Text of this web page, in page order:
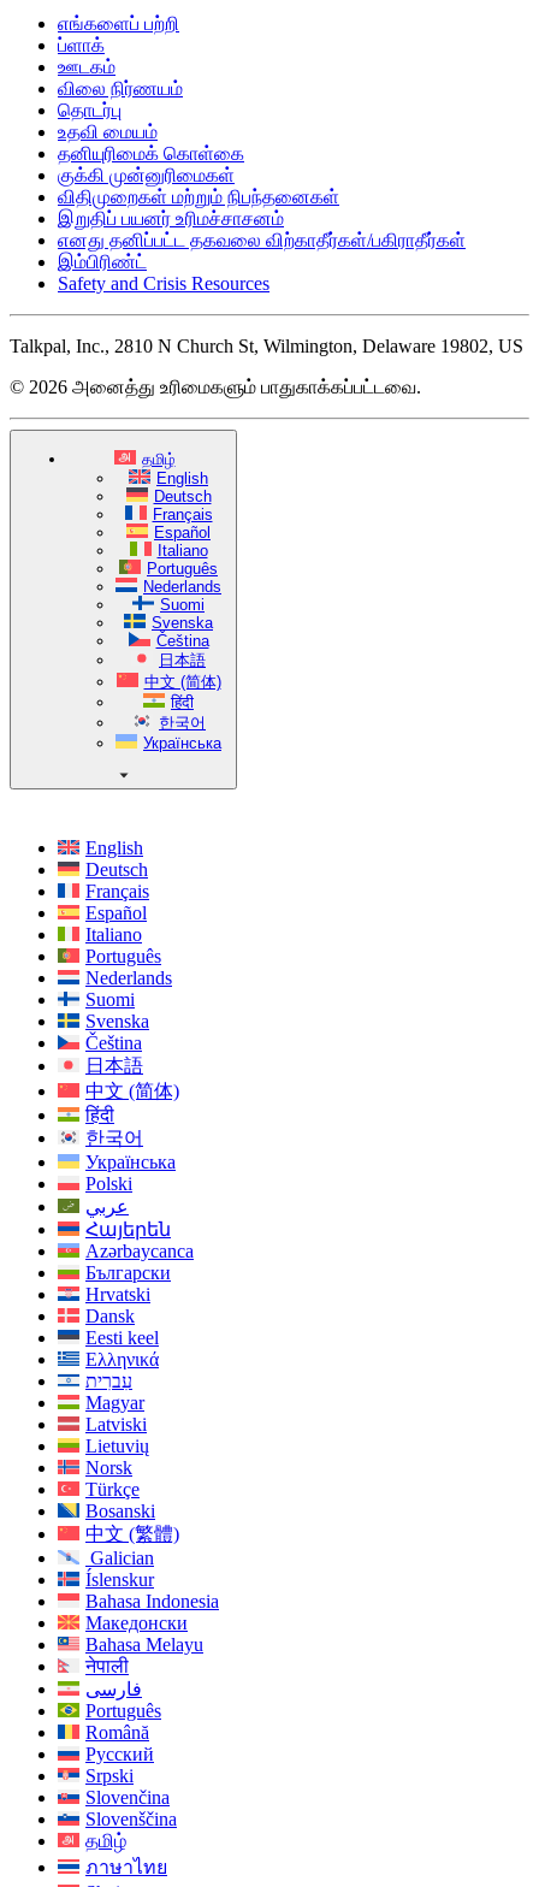
எங்களைப் பற்றி
ப்ளாக்
ஊடகம்
விலை நிர்ணயம்
தொடர்பு
உதவி மையம்
தனியுரிமைக் கொள்கை
குக்கி முன்னுரிமைகள்
விதிமுறைகள் மற்றும் நிபந்தனைகள்
இறுதிப் பயனர் உரிமச்சாசனம்
எனது தனிப்பட்ட தகவலை விற்காதீர்கள்/பகிராதீர்கள்
இம்பிரிண்ட்
Safety and Crisis Resources
Talkpal, Inc., 2810 N Church St, Wilmington, Delaware 19802, US
© 2026 அனைத்து உரிமைகளும் பாதுகாக்கப்பட்டவை.
தமிழ்
English
Deutsch
Français
Español
Italiano
Português
Nederlands
Suomi
Svenska
Čeština
日本語
中文 (简体)
हिंदी
한국어
Українська
English
Deutsch
Français
Español
Italiano
Português
Nederlands
Suomi
Svenska
Čeština
日本語
中文 (简体)
हिंदी
한국어
Українська
Polski
عربي
Հայերեն
Azərbaycanca
Български
Hrvatski
Dansk
Eesti keel
Ελληνικά
עִברִית
Magyar
Latviski
Lietuvių
Norsk
Türkçe
Bosanski
中文 (繁體)
Galician
Íslenskur
Bahasa Indonesia
Македонски
Bahasa Melayu
नेपाली
فارسی
Português
Română
Русский
Srpski
Slovenčina
Slovenščina
தமிழ்
ภาษาไทย